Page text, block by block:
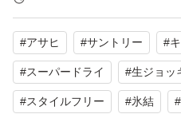
【賞味期限】
2026.02～2027.03
（詳細は画像3,4枚目をご確
#アサヒ #サントリー #
#スーパードライ #生ジョッ
#スタイルフリー #氷結 #